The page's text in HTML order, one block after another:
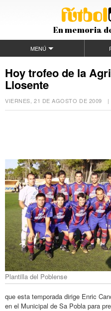
En memoria
MENÚ
Hoy trofeo de la
Llosente
VIERNES, 21 DE AGOSTO DE 2009 |
Plantilla del Poblense
que esta temporada dirige Enric
en el Municipal de Sa Pobla para